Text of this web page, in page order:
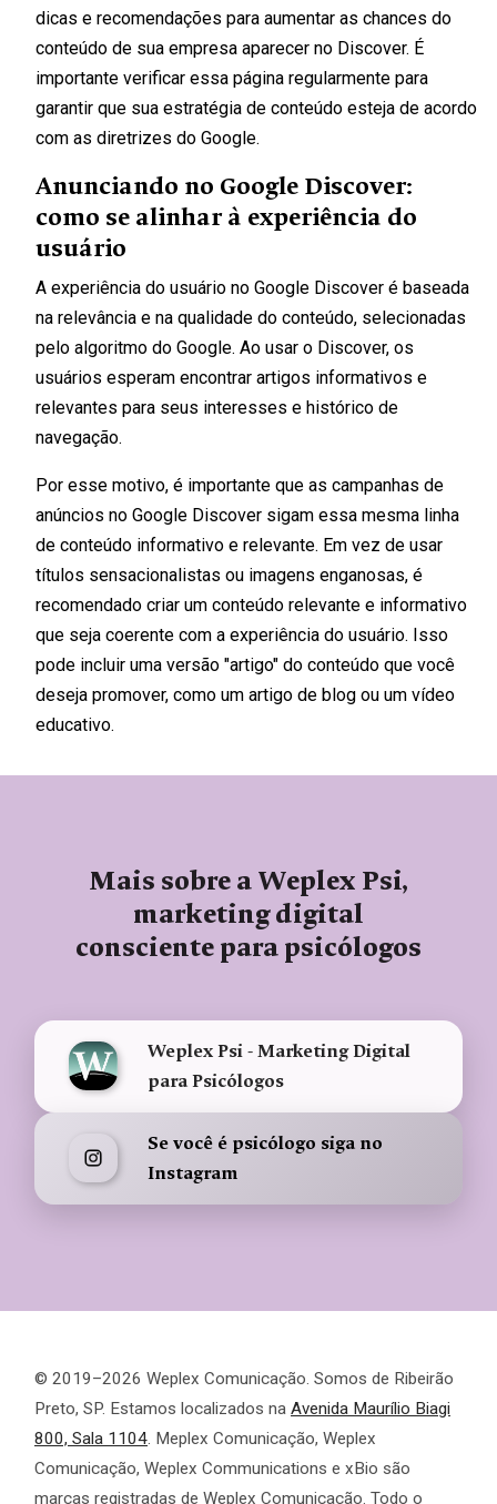
dicas e recomendações para aumentar as chances do
conteúdo de sua empresa aparecer no Discover. É
importante verificar essa página regularmente para
garantir que sua estratégia de conteúdo esteja de acordo
com as diretrizes do Google.
Anunciando no Google Discover:
como se alinhar à experiência do
usuário
A experiência do usuário no Google Discover é baseada
na relevância e na qualidade do conteúdo, selecionadas
pelo algoritmo do Google. Ao usar o Discover, os
usuários esperam encontrar artigos informativos e
relevantes para seus interesses e histórico de
navegação.
Por esse motivo, é importante que as campanhas de
anúncios no Google Discover sigam essa mesma linha
de conteúdo informativo e relevante. Em vez de usar
títulos sensacionalistas ou imagens enganosas, é
recomendado criar um conteúdo relevante e informativo
que seja coerente com a experiência do usuário. Isso
pode incluir uma versão "artigo" do conteúdo que você
deseja promover, como um artigo de blog ou um vídeo
educativo.
Mais sobre a Weplex Psi,
marketing digital
consciente para psicólogos
Weplex Psi - Marketing Digital
para Psicólogos
Se você é psicólogo siga no
Instagram
© 2019–2026 Weplex Comunicação. Somos de Ribeirão
Preto, SP. Estamos localizados na Avenida Maurílio Biagi
800, Sala 1104. Meplex Comunicação, Weplex
Comunicação, Weplex Communications e xBio são
marcas registradas de Weplex Comunicação. Todo o